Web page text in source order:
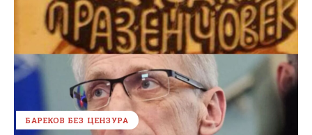
БАРЕКОВ БЕЗ ЦЕНЗУРА